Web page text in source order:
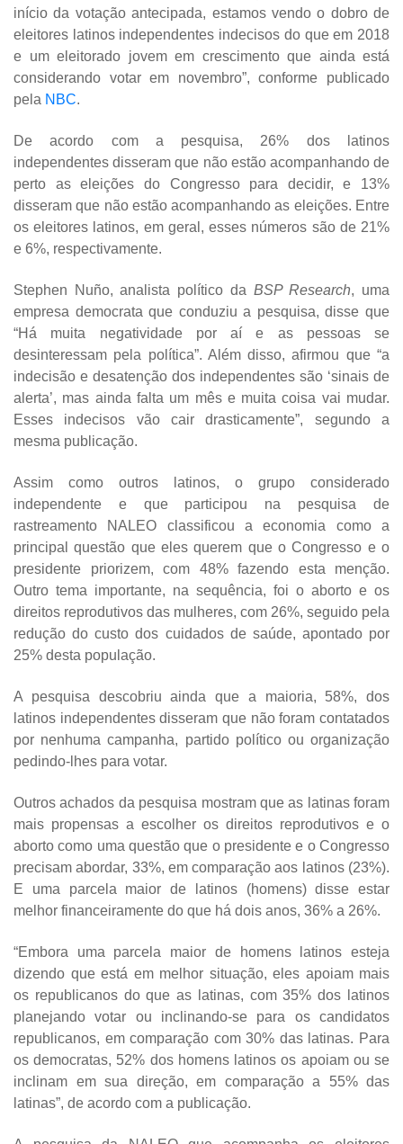
início da votação antecipada, estamos vendo o dobro de
eleitores latinos independentes indecisos do que em 2018
e um eleitorado jovem em crescimento que ainda está
considerando votar em novembro”, conforme publicado
pela NBC.
De acordo com a pesquisa, 26% dos latinos
independentes disseram que não estão acompanhando de
perto as eleições do Congresso para decidir, e 13%
disseram que não estão acompanhando as eleições. Entre
os eleitores latinos, em geral, esses números são de 21%
e 6%, respectivamente.
Stephen Nuño, analista político da BSP Research, uma
empresa democrata que conduziu a pesquisa, disse que
“Há muita negatividade por aí e as pessoas se
desinteressam pela política”. Além disso, afirmou que “a
indecisão e desatenção dos independentes são ‘sinais de
alerta’, mas ainda falta um mês e muita coisa vai mudar.
Esses indecisos vão cair drasticamente”, segundo a
mesma publicação.
Assim como outros latinos, o grupo considerado
independente e que participou na pesquisa de
rastreamento NALEO classificou a economia como a
principal questão que eles querem que o Congresso e o
presidente priorizem, com 48% fazendo esta menção.
Outro tema importante, na sequência, foi o aborto e os
direitos reprodutivos das mulheres, com 26%, seguido pela
redução do custo dos cuidados de saúde, apontado por
25% desta população.
A pesquisa descobriu ainda que a maioria, 58%, dos
latinos independentes disseram que não foram contatados
por nenhuma campanha, partido político ou organização
pedindo-lhes para votar.
Outros achados da pesquisa mostram que as latinas foram
mais propensas a escolher os direitos reprodutivos e o
aborto como uma questão que o presidente e o Congresso
precisam abordar, 33%, em comparação aos latinos (23%).
E uma parcela maior de latinos (homens) disse estar
melhor financeiramente do que há dois anos, 36% a 26%.
“Embora uma parcela maior de homens latinos esteja
dizendo que está em melhor situação, eles apoiam mais
os republicanos do que as latinas, com 35% dos latinos
planejando votar ou inclinando-se para os candidatos
republicanos, em comparação com 30% das latinas. Para
os democratas, 52% dos homens latinos os apoiam ou se
inclinam em sua direção, em comparação a 55% das
latinas”, de acordo com a publicação.